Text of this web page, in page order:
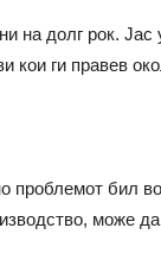
на долг рок. Јас
кои ги правев
проблемот бил
може